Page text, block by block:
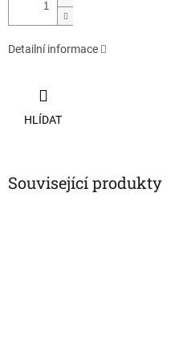
Detailní informace
HLÍDAT
Související produkty